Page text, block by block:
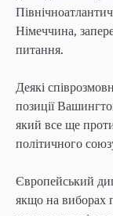
Німеччина,
питання.
Деякі
позиції
який все ще
політичного
Європейський
якщо на виборах